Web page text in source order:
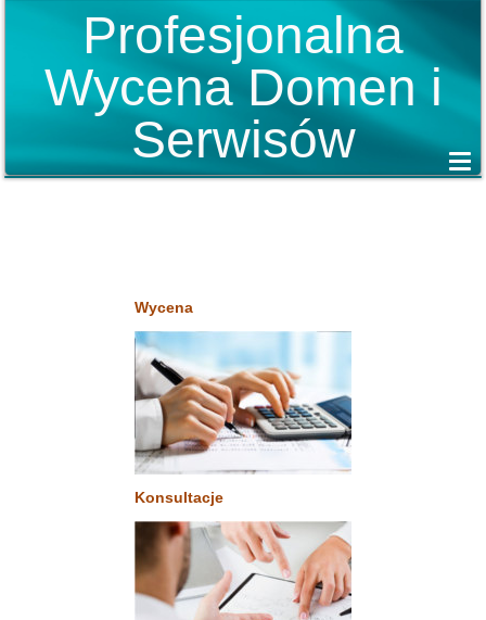
Profesjonalna
Wycena Domen i
Serwisów
Wycena
Konsultacje